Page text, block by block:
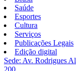
Saúde
Esportes
Cultura
Serviços
Publicações Legais
Edição digital
Sede: Av. Rodrigues
200